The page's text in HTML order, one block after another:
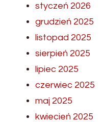
styczeń 2026
grudzień 2025
listopad 2025
sierpień 2025
lipiec 2025
czerwiec 2025
maj 2025
kwiecień 2025